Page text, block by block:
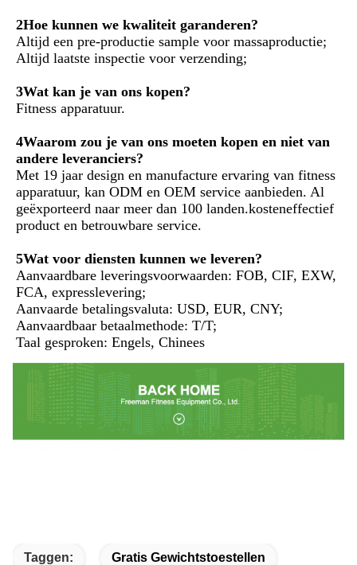
2Hoe kunnen we kwaliteit garanderen?
Altijd een pre-productie sample voor massaproductie;
Altijd laatste inspectie voor verzending;
3Wat kan je van ons kopen?
Fitness apparatuur.
4Waarom zou je van ons moeten kopen en niet van
andere leveranciers?
Met 19 jaar design en manufacture ervaring van fitness
apparatuur, kan ODM en OEM service aanbieden. Al
geëxporteerd naar meer dan 100 landen.kosteneffectief
product en betrouwbare service.
5Wat voor diensten kunnen we leveren?
Aanvaardbare leveringsvoorwaarden: FOB, CIF, EXW,
FCA, expresslevering;
Aanvaarde betalingsvaluta: USD, EUR, CNY;
Aanvaardbaar betaalmethode: T/T;
Taal gesproken: Engels, Chinees
Taggen: Gratis Gewichtstoestellen